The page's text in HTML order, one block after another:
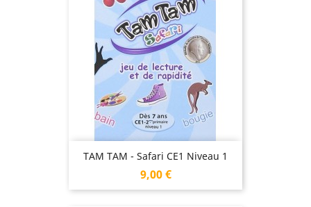
TAM TAM - Safari CE1 Niveau 1
Prix
9,00 €